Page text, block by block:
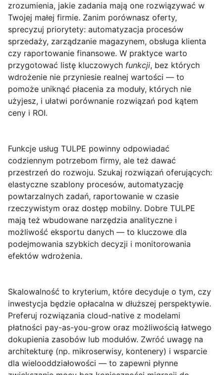
zrozumienia, jakie zadania mają one rozwiązywać w
Twojej małej firmie. Zanim porównasz oferty,
sprecyzuj priorytety: automatyzacja procesów
sprzedaży, zarządzanie magazynem, obsługa klienta
czy raportowanie finansowe. W praktyce warto
przygotować listę kluczowych funkcji, bez których
wdrożenie nie przyniesie realnej wartości — to
pomoże uniknąć płacenia za moduły, których nie
użyjesz, i ułatwi porównanie rozwiązań pod kątem
ceny i ROI.
Funkcje usług TULPE powinny odpowiadać
codziennym potrzebom firmy, ale też dawać
przestrzeń do rozwoju. Szukaj rozwiązań oferujących:
elastyczne szablony procesów, automatyzację
powtarzalnych zadań, raportowanie w czasie
rzeczywistym oraz dostęp mobilny. Dobre TULPE
mają też wbudowane narzędzia analityczne i
możliwość eksportu danych — to kluczowe dla
podejmowania szybkich decyzji i monitorowania
efektów wdrożenia.
Skalowalność to kryterium, które decyduje o tym, czy
inwestycja będzie opłacalna w dłuższej perspektywie.
Preferuj rozwiązania cloud-native z modelami
płatności pay-as-you-grow oraz możliwością łatwego
dokupienia zasobów lub modułów. Zwróć uwagę na
architekturę (np. mikroserwisy, kontenery) i wsparcie
dla wielooddziałowości — to zapewni płynne